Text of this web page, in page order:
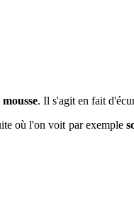
. Il s'agit en fait
où l'on voit par exemple